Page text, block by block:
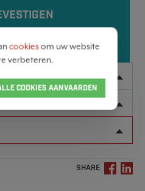
SHARE
cookiesom uw website
verbeteren.
COOKIES AANVAARDEN